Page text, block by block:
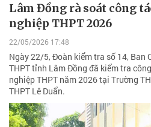
Lâm Đồng rà soát công
nghiệp THPT 2026
22/05/2026 17:48
Ngày 22/5, Đoàn kiểm tra số 14, Ban
THPT tỉnh Lâm Đồng đã kiểm tra
nghiệp THPT năm 2026 tại Trường
THPT Lê Duẩn.